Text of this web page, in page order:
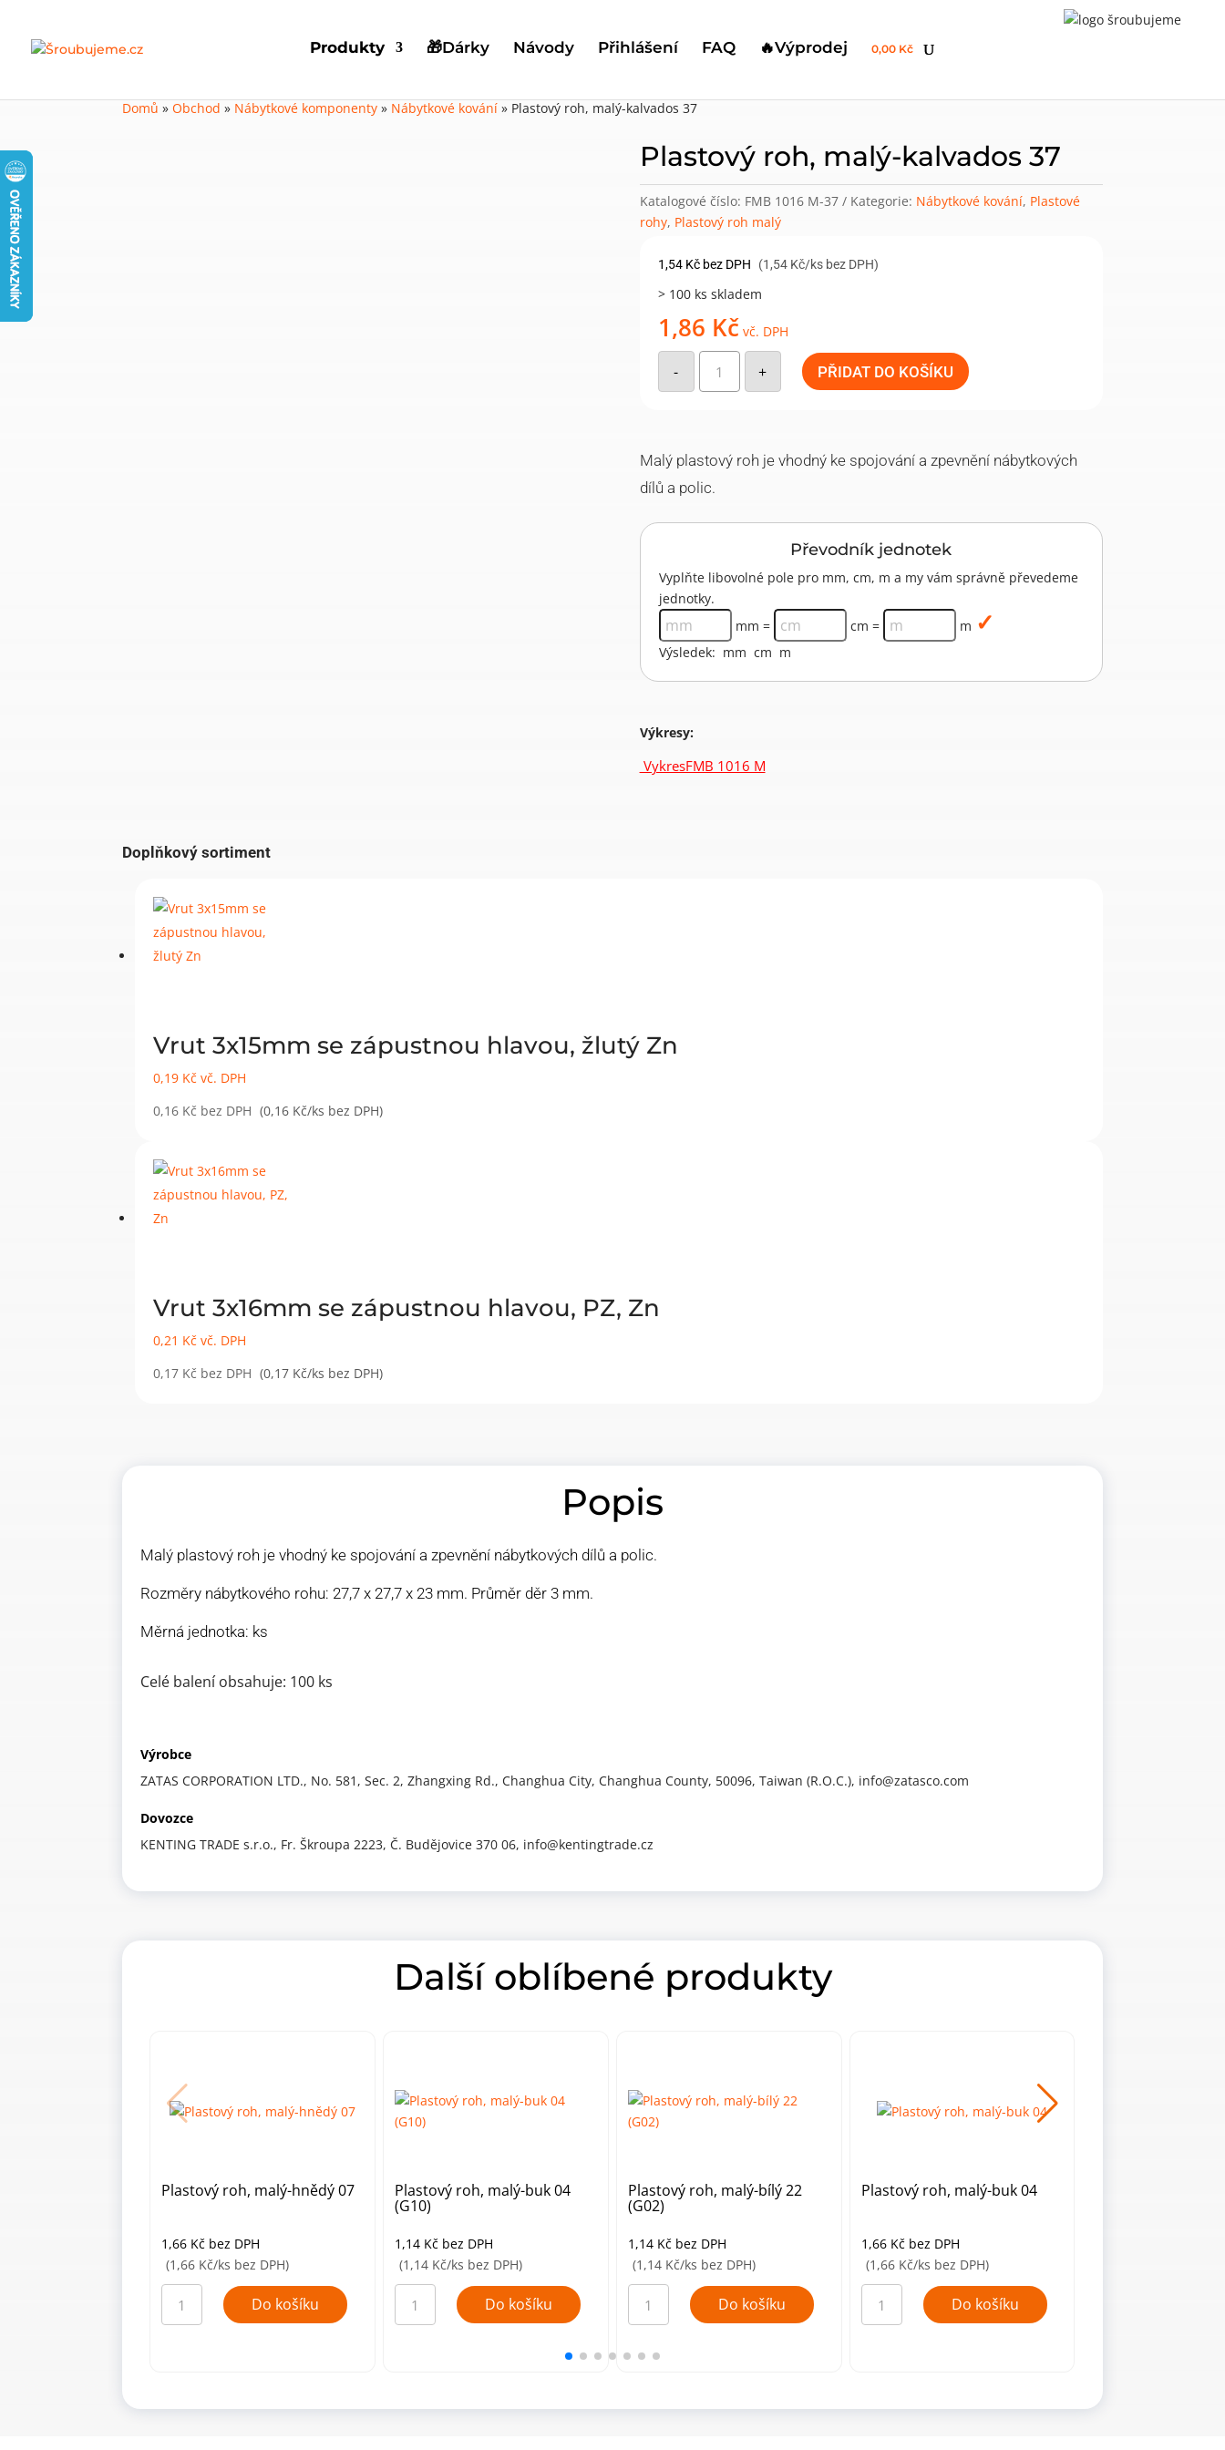
Produkty 🎁Dárky Návody Přihlášení FAQ 🔥Výprodej 0,00 Kč
Domů »Obchod » Nábytkové komponenty » Nábytkové kování » Plastový roh, malý-kalvados 37
Plastový roh, malý-kalvados 37
Katalogové číslo: FMB 1016 M-37 Kategorie: Nábytkové kování, Plastové
rohy, Plastový roh malý
1,54 Kč bez DPH (1,54 Kč/ks bez DPH)
> 100 ks skladem
1,86 Kč vč. DPH
-
Plastový
roh,
malý-
kalvados
+ PŘIDAT DO KOŠÍKU
Malý plastový roh je vhodný ke spojování a zpevnění nábytkových
dílů a polic.
Převodník jednotek
Vyplňte libovolné pole pro mm, cm, m a my vám správně převedeme
jednotky.
mm =
cm =
m
Výsledek: mm cm m
Výkresy:
VykresFMB 1016 M
Doplňkový sortiment
Vrut 3x15mm se zápustnou hlavou, žlutý Zn
0,19 Kč vč. DPH
0,16 Kč bez DPH (0,16 Kč/ks bez DPH)
Vrut 3x16mm se zápustnou hlavou, PZ, Zn
0,21 Kč vč. DPH
0,17 Kč bez DPH (0,17 Kč/ks bez DPH)
Popis
Malý plastový roh je vhodný ke spojování a zpevnění nábytkových dílů a polic.
Rozměry nábytkového rohu: 27,7 x 27,7 x 23 mm. Průměr děr 3 mm.
Měrná jednotka: ks
Celé balení obsahuje: 100 ks
Výrobce
ZATAS CORPORATION LTD., No. 581, Sec. 2, Zhangxing Rd., Changhua City, Changhua County, 50096, Taiwan (R.O.C.), info@zatasco.com
Dovozce
KENTING TRADE s.r.o., Fr. Škroupa 2223, Č. Budějovice 370 06, info@kentingtrade.cz
Další oblíbené produkty
Plastový roh, malý-hnědý 07
1,66 Kč bez DPH
(1,66 Kč/ks bez DPH)
Plastový
roh,
malý-
hnědý
Do košíku
Plastový roh, malý-buk 04
(G10)
1,14 Kč bez DPH
(1,14 Kč/ks bez DPH)
Plastový
roh,
malý-
buk
Do košíku
Plastový roh, malý-bílý 22
(G02)
1,14 Kč bez DPH
(1,14 Kč/ks bez DPH)
Plastový
roh,
malý-
bílý
(G02)
množství
Do košíku
Plastový roh, malý-buk 04
1,66 Kč bez DPH
(1,66 Kč/ks bez DPH)
Plastový
roh,
malý-
buk
Do košíku